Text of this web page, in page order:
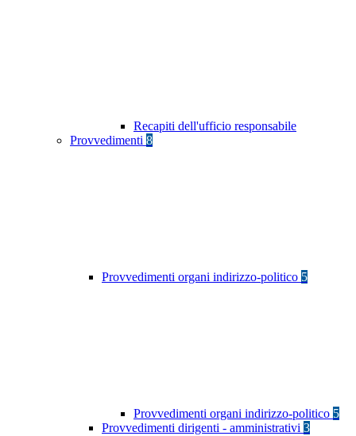
Recapiti dell'ufficio responsabile
Provvedimenti 8
Provvedimenti organi indirizzo-politico 5
Provvedimenti organi indirizzo-politico 5
Provvedimenti dirigenti - amministrativi 3